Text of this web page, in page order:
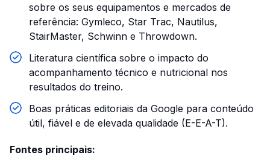
sobre os seus equipamentos e mercados de
referência: Gymleco, Star Trac, Nautilus,
StairMaster, Schwinn e Throwdown.
Literatura científica sobre o impacto do
acompanhamento técnico e nutricional nos
resultados do treino.
Boas práticas editoriais da Google para conteúdo
útil, fiável e de elevada qualidade (E-E-A-T).
Fontes principais: